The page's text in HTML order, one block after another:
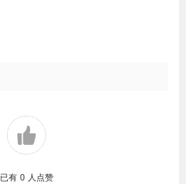
已有 0 人点赞